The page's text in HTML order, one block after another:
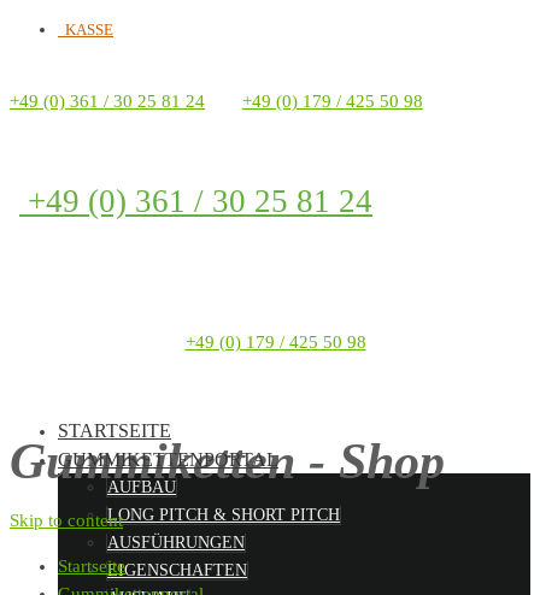
KASSE
+49 (0) 361 / 30 25 81 24 +49 (0) 179 / 425 50 98
+49 (0) 361 / 30 25 81 24
+49 (0) 179 / 425 50 98
Gummiketten - Shop
STARTSEITE
GUMMIKETTENPORTAL
AUFBAU
LONG PITCH & SHORT PITCH
AUSFÜHRUNGEN
EIGENSCHAFTEN
Skip to content
Startseite